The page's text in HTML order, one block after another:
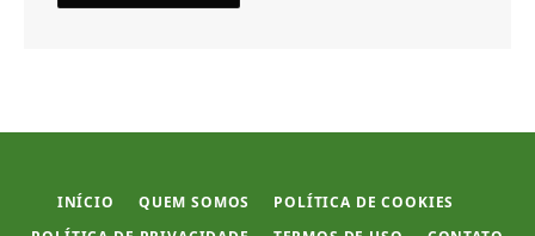
INÍCIO QUEM SOMOS
POLÍTICA DE COOKIES